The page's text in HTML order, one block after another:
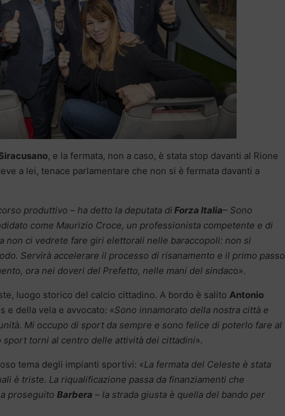
, e la fermata, non a caso, è stata stop davanti al Rione
a lei, tenace parlamentare che non si è fermata davanti a
produttivo – ha detto la deputata diForza Italia– Sono
come Maurizio Croce, un professionista competente e di
non ci vedrete fare giri elettorali nelle baraccopoli: non si
Servirà accelerare il processo di risanamento e il primo passo
ora nei doveri del Prefetto, nelle mani del sindaco».
luogo storico del calcio cittadino. A bordo è salito Antonio
e della vela e avvocato: «Sono innamorato della nostra città e
Mi occupo di sport da sempre e sono felice di poterlo fare al
sport torni al centro delle attività dei cittadini».
tema degli impianti sportivi: «La fermata del Celeste è stata
è triste. La riqualificazione passa da finanziamenti che
proseguito Barbera – la strada giusta è quella del bando per